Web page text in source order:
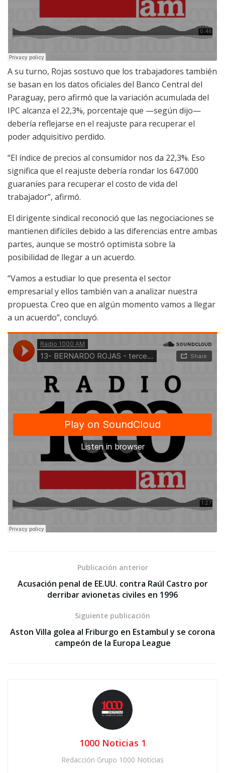
A su turno, Rojas sostuvo que los trabajadores también
se basan en los datos oficiales del Banco Central del
Paraguay, pero afirmó que la variación acumulada del
IPC alcanza el 22,3%, porcentaje que —según dijo—
debería reflejarse en el reajuste para recuperar el
poder adquisitivo perdido.
“El índice de precios al consumidor nos da 22,3%. Eso
significa que el reajuste debería rondar los 647.000
guaraníes para recuperar el costo de vida del
trabajador”, afirmó.
El dirigente sindical reconoció que las negociaciones se
mantienen difíciles debido a las diferencias entre ambas
partes, aunque se mostró optimista sobre la
posibilidad de llegar a un acuerdo.
“Vamos a estudiar lo que presenta el sector
empresarial y ellos también van a analizar nuestra
propuesta. Creo que en algún momento vamos a llegar
a un acuerdo”, concluyó.
Publicación anterior
Acusación penal de EE.UU. contra Raúl Castro por
derribar avionetas civiles en 1996
Siguiente publicación
Aston Villa golea al Friburgo en Estambul y se corona
campeón de la Europa League
1000 Noticias 1
Redacción Grupo 1000 Noticias